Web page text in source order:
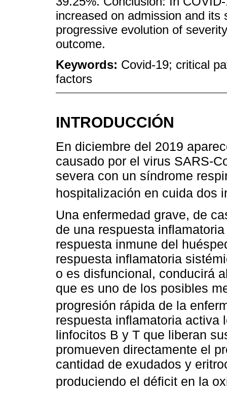
increased on admission and its
progressive evolution of
outcome.
Keywords: Covid-19; critical
factors
INTRODUCCIÓN
En diciembre del 2019
causado por el virus SARS-
severa con un síndrome
hospitalización en cuida dos
Una enfermedad grave, de
de una respuesta
respuesta inmune del
respuesta inflamatoria
o es disfuncional, conducirá
que es uno de los posibles
progresión rápida de la
respuesta inflamatoria activa
linfocitos B y T que liberan
promueven directamente el
cantidad de exudados y
produciendo el déficit en la